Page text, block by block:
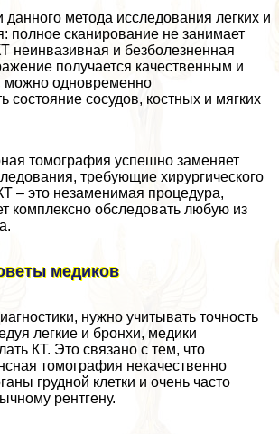
метода исследования легких и
полное сканирование не занимает
неинвазивная и безболезненная
получается качественным и
одновременно
состояние сосудов, костных и мягких
томография успешно заменяет
требующие хирургического
– это незаменимая процедypa,
комплексно обследовать любую из
медиков
нужно учитывать точность
легкие и бронхи, медики
КТ. Это связано с тем, что
томография некачественно
грудной клетки и очень часто
рентгену.